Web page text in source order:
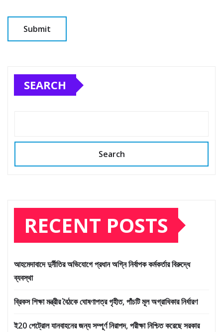
SEARCH
Search
RECENT POSTS
আহমেদাবাদে দুর্নীতির অভিযোগে প্রধান অগ্নি নির্বাপক কর্মকর্তার বিরুদ্ধে
ব্যবস্থা
ব্রিকস শিক্ষা মন্ত্রীর বৈঠকে ঘোষণাপত্র গৃহীত, পাঁচটি মূল অগ্রাধিকার নির্ধারণ
ই20 পেট্রোল যানবাহনের জন্য সম্পূর্ণ নিরাপদ, পরীক্ষা নিশ্চিত করেছে সরকার